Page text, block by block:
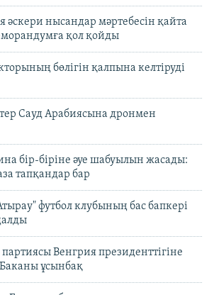
әскери нысандар мәртебесін қайта
қол қойды
бөлігін қалпына келтіруді
Сауд Арабиясына дронмен
бір-біріне әуе шабуылын жасады:
тапқандар бар
футбол клубының бас бапкері
партиясы Венгрия президенттігіне
ұсынбақ